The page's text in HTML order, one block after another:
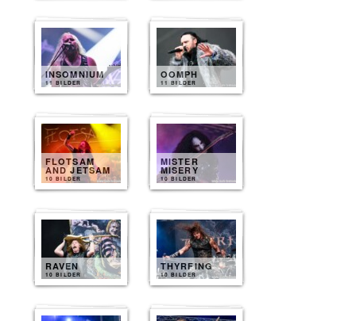
INSOMNIUM
11 BILDER
OOMPH
11 BILDER
FLOTSAM
AND JETSAM
10 BILDER
MISTER
MISERY
10 BILDER
RAVEN
10 BILDER
THYRFING
10 BILDER